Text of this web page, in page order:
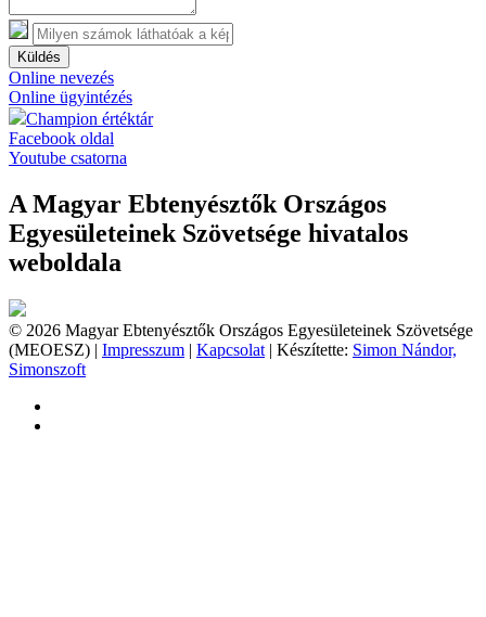
Küldés
Online nevezés
Online ügyintézés
Champion értéktár
Facebook oldal
Youtube csatorna
A Magyar Ebtenyésztők Országos
Egyesületeinek Szövetsége hivatalos
weboldala
© 2026 Magyar Ebtenyésztők Országos Egyesületeinek Szövetsége
(MEOESZ) | Impresszum | Kapcsolat | Készítette: Simon Nándor,
Simonszoft